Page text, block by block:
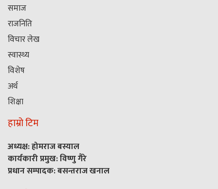
समाज
राजनिति
विचार लेख
स्वास्थ्य
विशेष
अर्थ
शिक्षा
हाम्रो टिम
अध्यक्ष: होमराज बस्याल
कार्यकारी प्रमुख: विष्णु गैरे
प्रधान सम्पादक: बसन्तराज खनाल